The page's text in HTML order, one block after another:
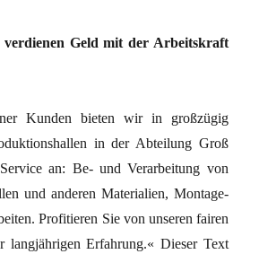
verdienen Geld mit der Arbeitskraft
Kunden bieten wir in großzügig
in der Abteilung Groß
an: Be- und Verarbeitung von
und anderen Materialien, Montage-
Profitieren Sie von unseren fairen
langjährigen Erfahrung.« Dieser Text